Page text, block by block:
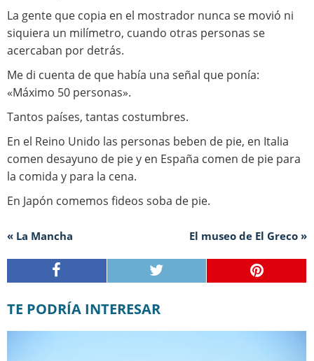
La gente que copia en el mostrador nunca se movió ni
siquiera un milímetro, cuando otras personas se
acercaban por detrás.
Me di cuenta de que había una señal que ponía:
«Máximo 50 personas».
Tantos países, tantas costumbres.
En el Reino Unido las personas beben de pie, en Italia
comen desayuno de pie y en España comen de pie para
la comida y para la cena.
En Japón comemos fideos soba de pie.
« La Mancha El museo de El Greco »
TE PODRÍA INTERESAR